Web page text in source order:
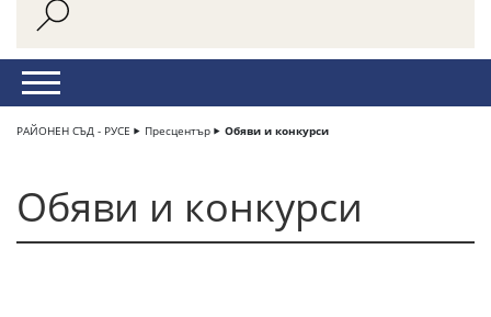
РАЙОНЕН СЪД - РУСЕ Пресцентър Обяви и конкурси
Обяви и конкурси